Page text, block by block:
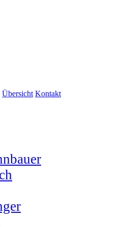
Übersicht Kontakt